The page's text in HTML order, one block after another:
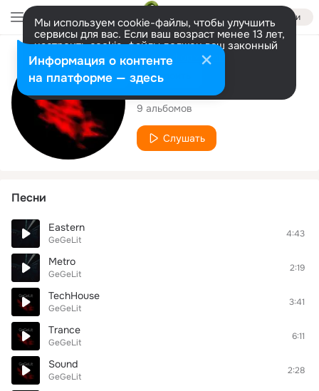
Войти
Мы используем cookie-файлы, чтобы улучшить
сервисы для вас. Если ваш возраст менее 13 лет,
настроить cookie-файлы должен ваш законный
представитель. Больше информации
Разрешить все Настроить
Исполнитель
GeGeLit
9 альбомов
Слушать
Песни
Eastern
GeGeLit
4:43
Metro
GeGeLit
2:19
TechHouse
GeGeLit
3:41
Trance
GeGeLit
6:11
Sound
GeGeLit
2:28
Информация о контенте
на платформе — здесь